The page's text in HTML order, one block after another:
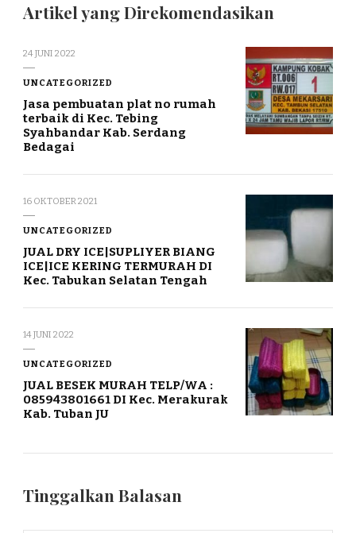
Artikel yang Direkomendasikan
24 JUNI 2022
UNCATEGORIZED
Jasa pembuatan plat no rumah
terbaik di Kec. Tebing
Syahbandar Kab. Serdang
Bedagai
16 OKTOBER 2021
UNCATEGORIZED
JUAL DRY ICE|SUPLIYER BIANG
ICE|ICE KERING TERMURAH DI
Kec. Tabukan Selatan Tengah
14 JUNI 2022
UNCATEGORIZED
JUAL BESEK MURAH TELP/WA :
085943801661 DI Kec. Merakurak
Kab. Tuban JU
Tinggalkan Balasan